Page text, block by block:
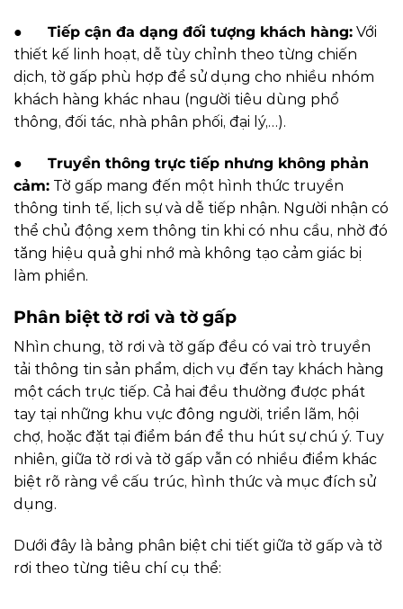
● Tiếp cận đa dạng đối tượng khách hàng: Với
thiết kế linh hoạt, dễ tùy chỉnh theo từng chiến
dịch, tờ gấp phù hợp để sử dụng cho nhiều nhóm
khách hàng khác nhau (người tiêu dùng phổ
thông, đối tác, nhà phân phối, đại lý,…).
● Truyền thông trực tiếp nhưng không phản
cảm: Tờ gấp mang đến một hình thức truyền
thông tinh tế, lịch sự và dễ tiếp nhận. Người nhận có
thể chủ động xem thông tin khi có nhu cầu, nhờ đó
tăng hiệu quả ghi nhớ mà không tạo cảm giác bị
làm phiền.
Phân biệt tờ rơi và tờ gấp
Nhìn chung, tờ rơi và tờ gấp đều có vai trò truyền
tải thông tin sản phẩm, dịch vụ đến tay khách hàng
một cách trực tiếp. Cả hai đều thường được phát
tay tại những khu vực đông người, triển lãm, hội
chợ, hoặc đặt tại điểm bán để thu hút sự chú ý. Tuy
nhiên, giữa tờ rơi và tờ gấp vẫn có nhiều điểm khác
biệt rõ ràng về cấu trúc, hình thức và mục đích sử
dụng.
Dưới đây là bảng phân biệt chi tiết giữa tờ gấp và tờ
rơi theo từng tiêu chí cụ thể: